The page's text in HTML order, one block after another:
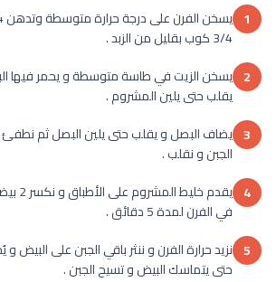
1
3/4 كوب بقليل من الزبد .
2 يسخن الزيت في طاسة متوسطة و يحمر فيها
يقلب حتى يلين المشروم .
3 يضاف البصل و يقلب حتى يلين البصل ثم
الجبن و نقلب .
4
يقدم
في الفرن لمدة 5 دقائق .
5
حتى يتماسك البيض و تسيح الجبن .